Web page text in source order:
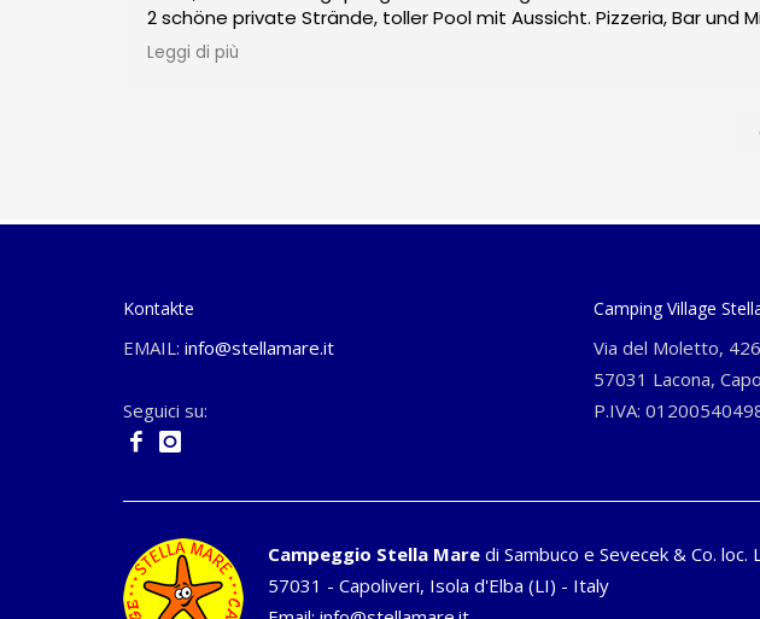
2 schöne private Strände, toller Pool mit Aussicht.
Mehr braucht man nicht, fasst perfekt.
Leggi di più
Kontakte
EMAIL: info@stellamare.it
Seguici su:
Camping Village
Via del Moletto,
57031 Lacona,
P.IVA:
Campeggio Stella Mare di Sambuco e Sevecek & Co. loc.
57031 - Capoliveri, Isola d'Elba (LI) - Italy